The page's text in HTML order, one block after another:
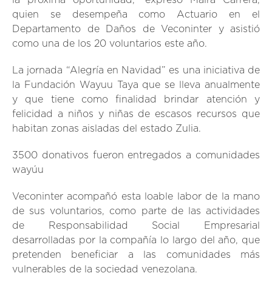
quien se desempeña como Actuario en el
Departamento de Daños de Veconinter y asistió
como una de los 20 voluntarios este año.
La jornada “Alegría en Navidad” es una iniciativa de
la Fundación Wayuu Taya que se lleva anualmente
y que tiene como finalidad brindar atención y
felicidad a niños y niñas de escasos recursos que
habitan zonas aisladas del estado Zulia.
3500 donativos fueron entregados a comunidades
wayúu
Veconinter acompañó esta loable labor de la mano
de sus voluntarios, como parte de las actividades
de Responsabilidad Social Empresarial
desarrolladas por la compañía lo largo del año, que
pretenden beneficiar a las comunidades más
vulnerables de la sociedad venezolana.